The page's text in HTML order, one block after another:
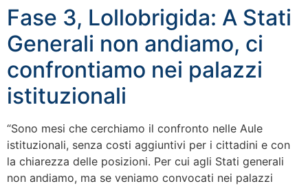
Fase 3, Lollobrigida: A Stati
Generali non andiamo, ci
confrontiamo nei palazzi
istituzionali
“Sono mesi che cerchiamo il confronto nelle Aule
istituzionali, senza costi aggiuntivi per i cittadini e con
la chiarezza delle posizioni. Per cui agli Stati generali
non andiamo, ma se veniamo convocati nei palazzi